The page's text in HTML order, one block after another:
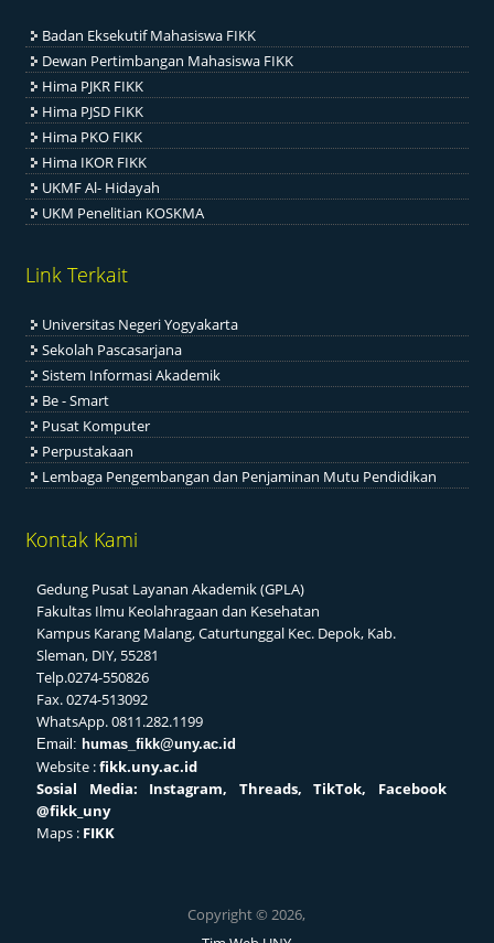
Badan Eksekutif Mahasiswa FIKK
Dewan Pertimbangan Mahasiswa FIKK
Hima PJKR FIKK
Hima PJSD FIKK
Hima PKO FIKK
Hima IKOR FIKK
UKMF Al- Hidayah
UKM Penelitian KOSKMA
Link Terkait
Universitas Negeri Yogyakarta
Sekolah Pascasarjana
Sistem Informasi Akademik
Be - Smart
Pusat Komputer
Perpustakaan
Lembaga Pengembangan dan Penjaminan Mutu Pendidikan
Kontak Kami
Gedung Pusat Layanan Akademik (GPLA)
Fakultas Ilmu Keolahragaan dan Kesehatan
Kampus Karang Malang, Caturtunggal Kec. Depok, Kab.
Sleman, DIY, 55281
Telp.0274-550826
Fax. 0274-513092
WhatsApp. 0811.282.1199
Email: humas_fikk@uny.ac.id
Website :fikk.uny.ac.id
Sosial
Media: Instagram, Threads, TikTok, Facebook
@fikk_uny
Maps : FIKK
Copyright © 2026,